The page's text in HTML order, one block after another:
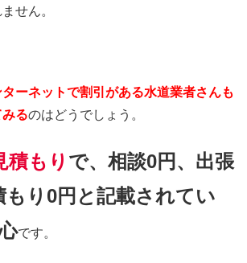
せん。
ターネットで割引がある水道業者さんも
るのはどうでしょう。
積もり で、相談0円、出張
もり0円と記載されてい
です。